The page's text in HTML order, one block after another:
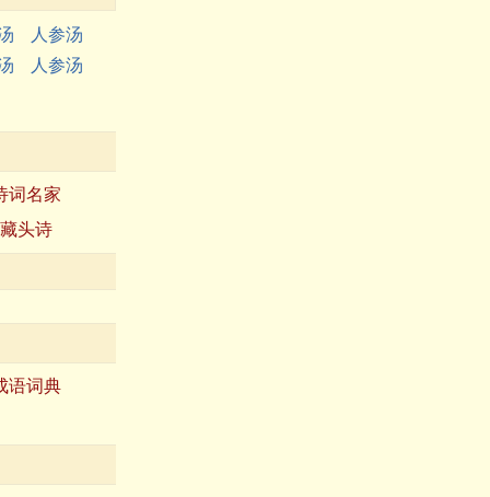
人参汤
人参汤
词名家
藏头诗
语词典